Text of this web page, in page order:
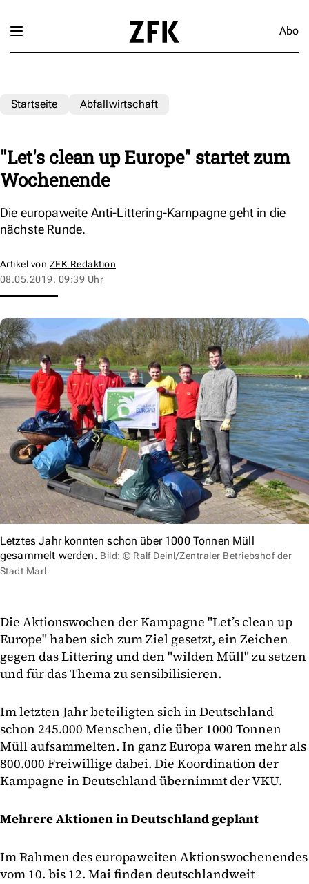
Abo
Startseite Abfallwirtschaft
"Let's clean up Europe" startet zum
Wochenende
Die europaweite Anti-Littering-Kampagne geht in die
nächste Runde.
Artikel von ZFK Redaktion
08.05.2019, 09:39 Uhr
Letztes Jahr konnten schon über 1000 Tonnen Müll
gesammelt werden. Bild: © Ralf Deinl/Zentraler Betriebshof der
Stadt Marl
Die Aktionswochen der Kampagne "Let’s clean up
Europe" haben sich zum Ziel gesetzt, ein Zeichen
gegen das Littering und den "wilden Müll" zu setzen
und für das Thema zu sensibilisieren.
Im letzten Jahrbeteiligten sich in Deutschland
schon 245.000 Menschen, die über 1000 Tonnen
Müll aufsammelten. In ganz Europa waren mehr als
800.000 Freiwillige dabei. Die Koordination der
Kampagne in Deutschland übernimmt der VKU.
Mehrere Aktionen in Deutschland geplant
Im Rahmen des europaweiten Aktionswochenendes
vom 10. bis 12. Mai finden deutschlandweit